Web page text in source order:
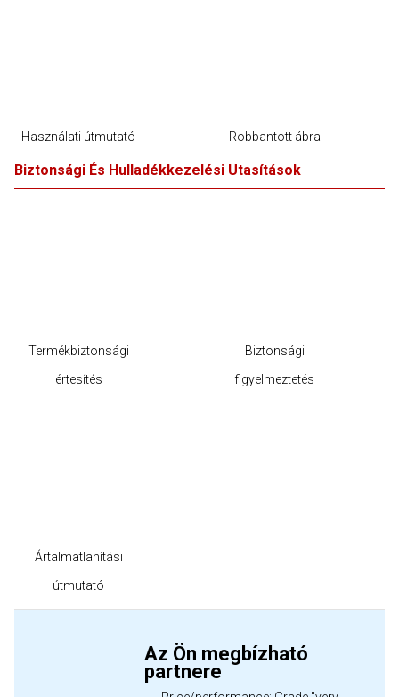
Használati útmutató Robbantott ábra
Biztonsági És Hulladékkezelési Utasítások
Termékbiztonsági
értesítés
Biztonsági
figyelmeztetés
Ártalmatlanítási
útmutató
Az Ön megbízható
partnere